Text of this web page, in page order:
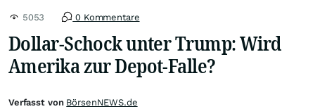
5053 0 Kommentare
Dollar-Schock unter Trump: Wird
Amerika zur Depot-Falle?
Verfasst von BörsenNEWS.de